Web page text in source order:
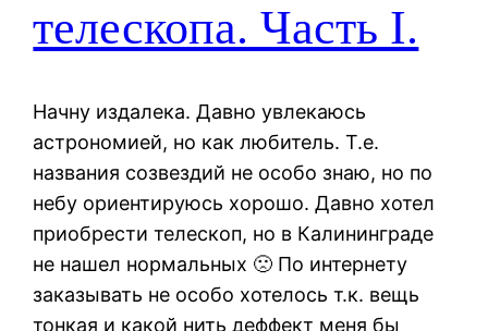
телескопа. Часть I.
Начну издалека. Давно увлекаюсь
астрономией, но как любитель. Т.е.
названия созвездий не особо знаю, но по
небу ориентируюсь хорошо. Давно хотел
приобрести телескоп, но в Калининграде
не нашел нормальных 🙁 По интернету
заказывать не особо хотелось т.к. вещь
тонкая и какой нить деффект меня бы